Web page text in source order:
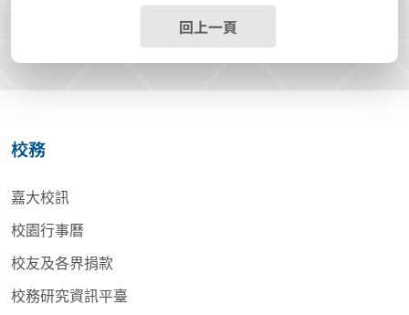
回上一頁
校務
嘉大校訊
校園行事曆
校友及各界捐款
校務研究資訊平臺